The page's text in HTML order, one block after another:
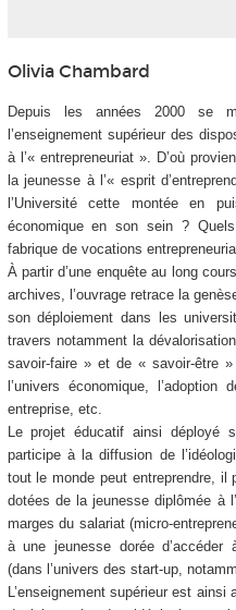
Olivia Chambard
Depuis les années 2000 se
l’enseignement supérieur des
à l’« entrepreneuriat ». D’où
la jeunesse à l’« esprit
l’Université cette montée en
économique en son sein ?
fabrique de vocations
À partir d’une enquête au long
archives, l’ouvrage retrace la
son déploiement dans les
travers notamment la
savoir-faire » et de « savoir-être
l’univers économique,
entreprise, etc.
Le projet éducatif ainsi déployé
participe à la diffusion de
tout le monde peut entreprendre, il
dotées de la jeunesse diplômée à
marges du salariat (micro-
à une jeunesse dorée
(dans l’univers des start-up,
L’enseignement supérieur est